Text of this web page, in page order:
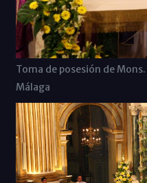
Toma de posesión de
Málaga